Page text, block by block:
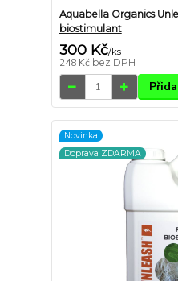
Aquabella Organics
biostimulant
300 Kč/ks
248 Kč bez DPH
Novinka
Doprava ZDARMA